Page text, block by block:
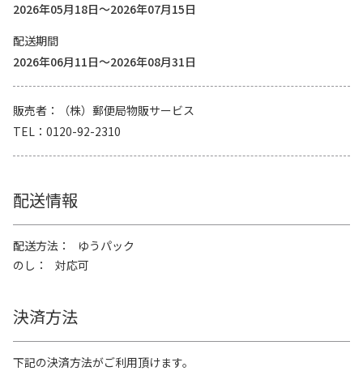
2026年05月18日～2026年07月15日
配送期間
2026年06月11日～2026年08月31日
販売者
（株）郵便局物販サービス
TEL
0120-92-2310
配送情報
配送方法
ゆうパック
のし
対応可
決済方法
下記の決済方法がご利用頂けます。